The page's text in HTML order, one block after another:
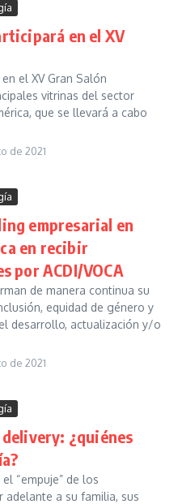
en el XV
el XV Gran Salón
vitrinas del sector
que se llevará a cabo
de 2021
empresarial en
en recibir
por ACDI/VOCA
de manera continua su
equidad de género y
desarrollo, actualización y/o
de 2021
¿quiénes
“empuje” de los
adelante a su familia, sus